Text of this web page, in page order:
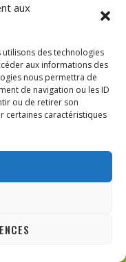
aux
des technologies
aux informations des
nous permettra de
de navigation ou les ID
ou de retirer son
certaines caractéristiques
ABONNEZ-VOUS